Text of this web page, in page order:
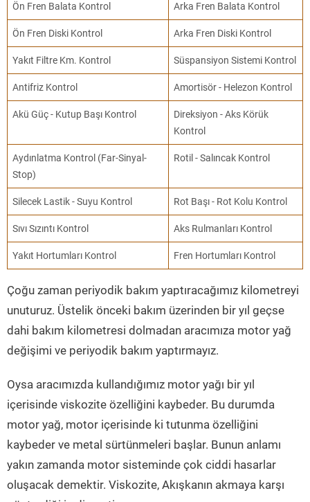
Ön Fren Balata Kontrol Arka Fren Balata Kontrol
Ön Fren Diski Kontrol Arka Fren Diski Kontrol
Yakıt Filtre Km. Kontrol Süspansiyon Sistemi Kontrol
Antifriz Kontrol Amortisör - Helezon Kontrol
Akü Güç - Kutup Başı Kontrol
Direksiyon - Aks Körük
Kontrol
Aydınlatma Kontrol (Far-Sinyal-
Stop)
Rotil - Salıncak Kontrol
Silecek Lastik - Suyu Kontrol Rot Başı - Rot Kolu Kontrol
Sıvı Sızıntı Kontrol Aks Rulmanları Kontrol
Yakıt Hortumları Kontrol Fren Hortumları Kontrol
Çoğu zaman periyodik bakım yaptıracağımız kilometreyi
unuturuz. Üstelik önceki bakım üzerinden bir yıl geçse
dahi bakım kilometresi dolmadan aracımıza motor yağ
değişimi ve periyodik bakım yaptırmayız.
Oysa aracımızda kullandığımız motor yağı bir yıl
içerisinde viskozite özelliğini kaybeder. Bu durumda
motor yağ, motor içerisinde ki tutunma özelliğini
kaybeder ve metal sürtünmeleri başlar. Bunun anlamı
yakın zamanda motor sisteminde çok ciddi hasarlar
oluşacak demektir. Viskozite, Akışkanın akmaya karşı